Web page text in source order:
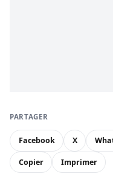
PARTAGER
Facebook X
Copier Imprimer